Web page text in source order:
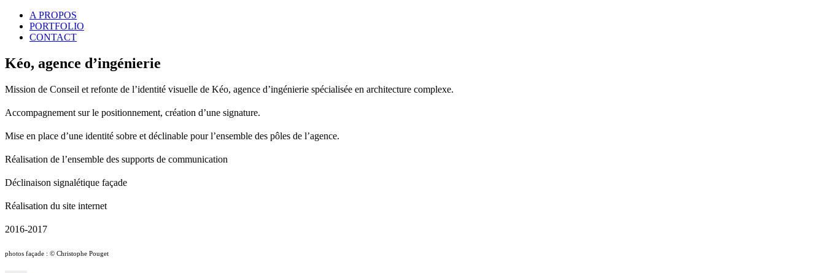
A PROPOS
PORTFOLIO
CONTACT
Kéo, agence d’ingénierie
Mission de Conseil et refonte de l’identité visuelle de Kéo, agence d’ingénierie spécialisée en architecture complexe.
Accompagnement sur le positionnement, création d’une signature.
Mise en place d’une identité sobre et déclinable pour l’ensemble des pôles de l’agence.
Réalisation de l’ensemble des supports de communication
Déclinaison signalétique façade
Réalisation du site internet
2016-2017
photos façade : © Christophe Pouget